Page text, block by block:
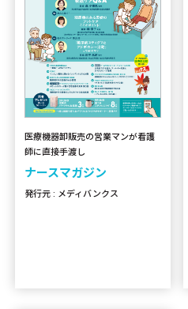
医療機器卸販売の営業マンが看護
師に直接手渡し
ナースマガジン
発行元 : メディバンクス